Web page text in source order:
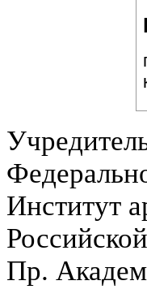
Институт
Пр.